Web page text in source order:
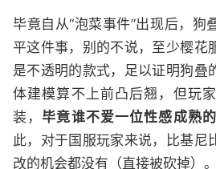
毕竟自从“泡菜事件”出现后，狗
平这件事，别的不说，至少樱花
是不透明的款式，足以证明狗叠
体建模算不上前凸后翘，但玩
装，毕竟谁不爱一位性感成熟的
此，对于国服玩家来说，比基尼
改的机会都没有（直接被砍掉）。